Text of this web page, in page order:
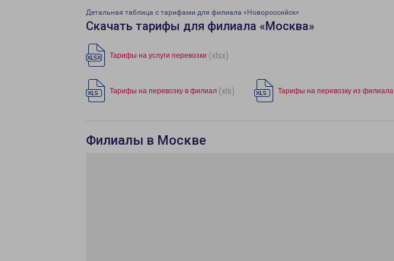
Детальная таблица с тарифами для филиала «Новороссийск»
Скачать тарифы для филиала «Москва»
Тарифы на услуги перевозки (xlsx)
Тарифы на перевозку в филиал (xls) Тарифы на перевозку из филиала
Филиалы в Москве